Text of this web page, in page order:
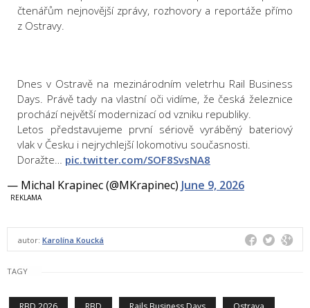
čtenářům nejnovější zprávy, rozhovory a reportáže přímo
z Ostravy.
Dnes v Ostravě na mezinárodním veletrhu Rail Business
Days. Právě tady na vlastní oči vidíme, že česká železnice
prochází největší modernizací od vzniku republiky.
Letos představujeme první sériově vyráběný bateriový
vlak v Česku i nejrychlejší lokomotivu současnosti.
Doražte… pic.twitter.com/SOF8SvsNA8
— Michal Krapinec (@MKrapinec) June 9, 2026
autor: Karolína Koucká
TAGY